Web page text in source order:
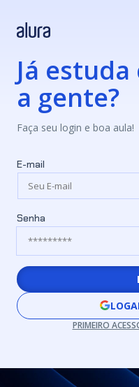
Já estuda
a gente?
Faça seu login e boa aula!
E-mail
Senha
PRIMEIRO